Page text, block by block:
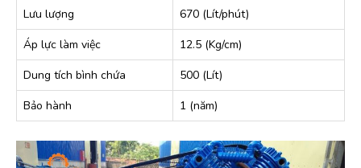
Lưu lượng
670 (Lít/phút)
Áp lực làm việc
12.5 (Kg/cm)
Dung tích bình chứa
500 (Lít)
Bảo hành
1 (năm)